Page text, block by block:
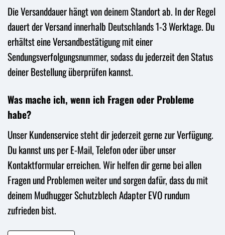
Die Versanddauer hängt von deinem Standort ab. In der Regel
dauert der Versand innerhalb Deutschlands 1-3 Werktage. Du
erhältst eine Versandbestätigung mit einer
Sendungsverfolgungsnummer, sodass du jederzeit den Status
deiner Bestellung überprüfen kannst.
Was mache ich, wenn ich Fragen oder Probleme
habe?
Unser Kundenservice steht dir jederzeit gerne zur Verfügung.
Du kannst uns per E-Mail, Telefon oder über unser
Kontaktformular erreichen. Wir helfen dir gerne bei allen
Fragen und Problemen weiter und sorgen dafür, dass du mit
deinem Mudhugger Schutzblech Adapter EVO rundum
zufrieden bist.